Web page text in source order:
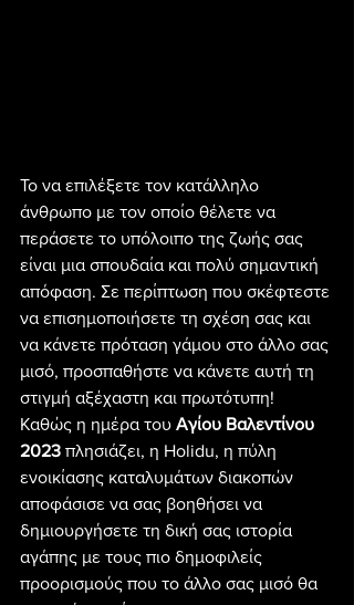
Το να επιλέξετε τον κατάλληλο
άνθρωπο με τον οποίο θέλετε να
περάσετε το υπόλοιπο της ζωής σας
είναι μια σπουδαία και πολύ σημαντική
απόφαση. Σε περίπτωση που σκέφτεστε
να επισημοποιήσετε τη σχέση σας και
να κάνετε πρόταση γάμου στο άλλο σας
μισό, προσπαθήστε να κάνετε αυτή τη
στιγμή αξέχαστη και πρωτότυπη!
Καθώς η ημέρα του Αγίου Βαλεντίνου
2023 πλησιάζει, η Holidu, η πύλη
ενοικίασης καταλυμάτων διακοπών
αποφάσισε να σας βοηθήσει να
δημιουργήσετε τη δική σας ιστορία
αγάπης με τους πιο δημοφιλείς
προορισμούς που το άλλο σας μισό θα